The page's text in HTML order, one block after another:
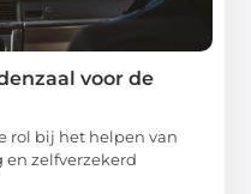
voor de
rol bij het helpen van
zelfverzekerd